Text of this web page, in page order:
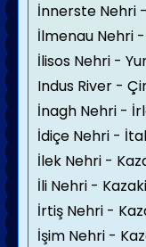
İnnerste Nehri
İlmenau Nehri
İlisos Nehri -
Indus River -
İnagh Nehri -
İdiçe Nehri -
İlek Nehri -
İli Nehri -
İrtiş Nehri -
İşim Nehri -